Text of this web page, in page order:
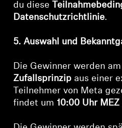
du diese
Datenschutzrichtlinie.
5. Auswahl und
Die Gewinner werden am
Zufallsprinzip aus einer
Teilnehmer von Meta
findet um 10:00 Uhr MEZ